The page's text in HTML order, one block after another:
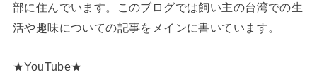
部に住んでいます。このブログでは飼い主の台湾での生
活や趣味についての記事をメインに書いています。
★YouTube★